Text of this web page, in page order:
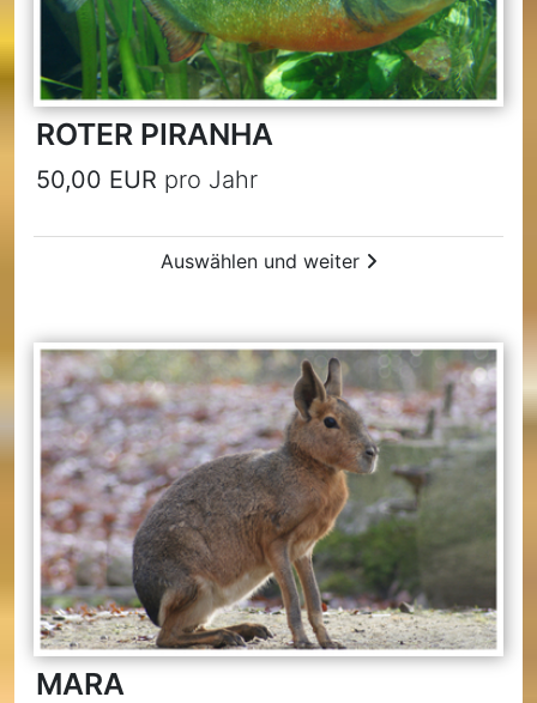
ROTER PIRANHA
50,00 EUR pro Jahr
Auswählen und weiter
MARA